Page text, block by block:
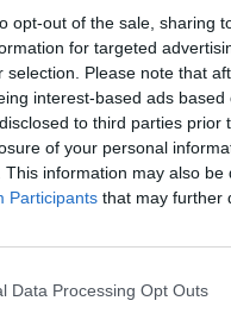
opt-out of the sale, sharing
for targeted
selection. Please note that
interest-based ads
to third parties
of your personal
This information may also
Participants that may further
Data Processing Opt Outs
εταιρεία της Louis
χορηγός της
όμιλος πολυτελείας
περαιτέρω στον κόσμο